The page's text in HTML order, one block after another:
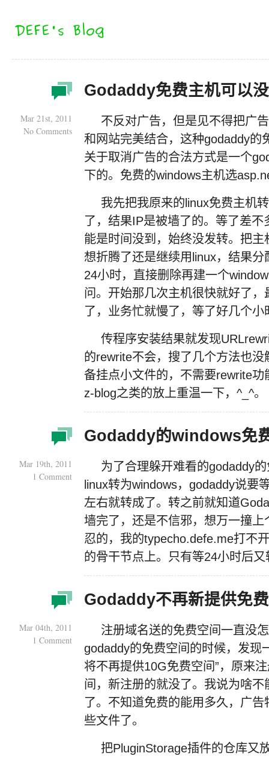
Godaddy免费主机可以
Mar 21st, 2011
No Comments
不反对广告，但是见不得把广
和网站完美结合，这种godaddy的
关于取消广告的合法方式是一个
下的。免费的windows主机选
我先把我原来的linux免费主机
了，结果IP是被墙了的。等了差
能是时间没到，始终没发转。把
想折腾了还是继续用linux，结果
24小时，直接删除再建一个
问。开始那几次主机很快就好了
了，业务忙就慢了，等了好几个小
传程序安装结果就发现
的rewrite不会，搜了几个方法也
备挂点小文件的，不需要rewrite
z-blog之类的放上重温一下，^_^。
Godaddy的windows免
Mar 19th, 2011
1 Comment
为了合理躲开难看的godaddy
linux转为windows，godaddy说要
左右就转成了。转之前就知道
墙完了，还是不信邪，想万一撞
忍的，我的typecho.defe.me打不
的骨干节点上。只有等24小时后又
Godaddy不再新提供免
Mar 04th, 2011
1 Comment
注册域名送的免费空间一直没
godaddy的免费空间的时候，发现
将不再提供10G免费空间”，原来
间，新注册的就没了。我说为啥
了。不知道免费的能用多久，广
些文件了。
把PluginStorage插件的仓库又